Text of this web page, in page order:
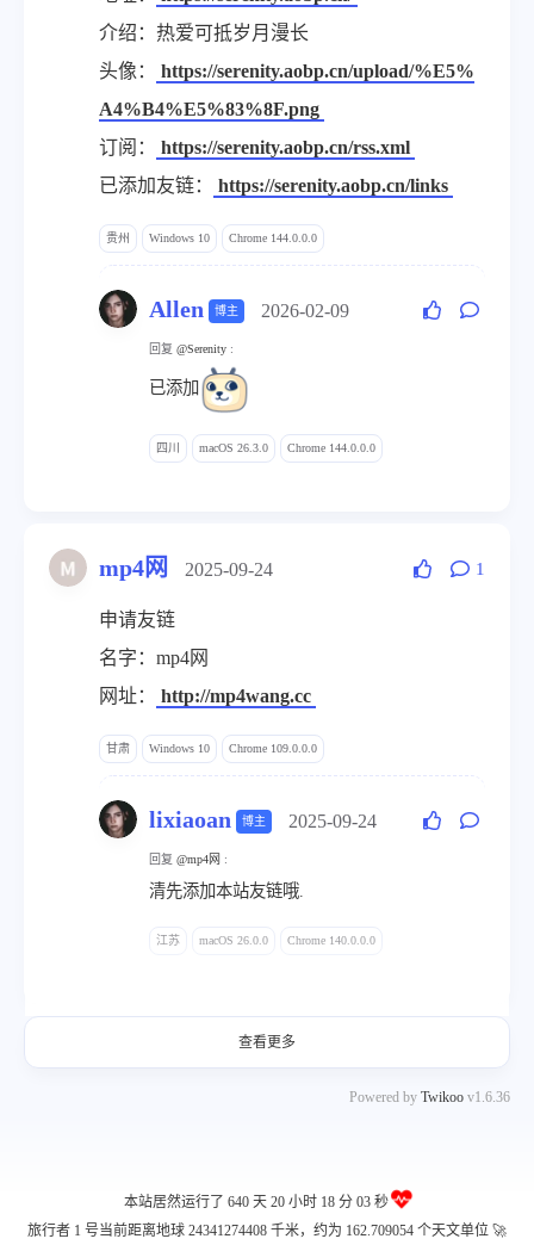
介绍：热爱可抵岁月漫长
头像：
https://serenity.aobp.cn/upload/%E5%
A4%B4%E5%83%8F.png
订阅：
https://serenity.aobp.cn/rss.xml
已添加友链：
https://serenity.aobp.cn/links
贵州 Windows 10 Chrome 144.0.0.0
Allen 博主 2026-02-09
回复 @Serenity :
已添加
四川 macOS 26.3.0 Chrome 144.0.0.0
mp4网 2025-09-24 1
申请友链
名字：mp4网
网址：
http://mp4wang.cc
甘肃 Windows 10 Chrome 109.0.0.0
lixiaoan 博主 2025-09-24
回复 @mp4网 :
清先添加本站友链哦.
江苏 macOS 26.0.0 Chrome 140.0.0.0
查看更多
Powered by Twikoo v1.6.36
本站居然运行了 640 天20 小时 18 分 04 秒
旅行者 1 号当前距离地球 24341274425 千米，约为 162.709054 个天文单位 🚀